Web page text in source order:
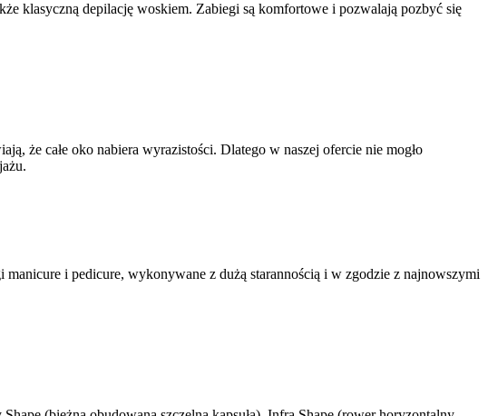
klasyczną depilację woskiem. Zabiegi są komfortowe i pozwalają pozbyć się
że całe oko nabiera wyrazistości. Dlatego w naszej ofercie nie mogło
manicure i pedicure, wykonywane z dużą starannością i w zgodzie z najnowszymi